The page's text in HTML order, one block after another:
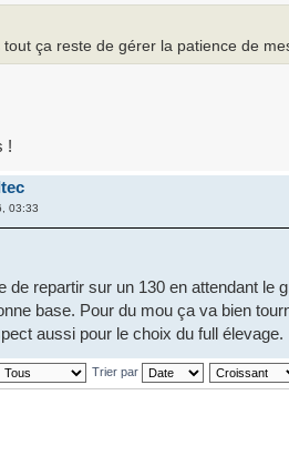
ça reste de gérer la patience de
!
03:33
de repartir sur un 130 en attendant le
base. Pour du mou ça va bien
aussi pour le choix du full élevage.
Trier par